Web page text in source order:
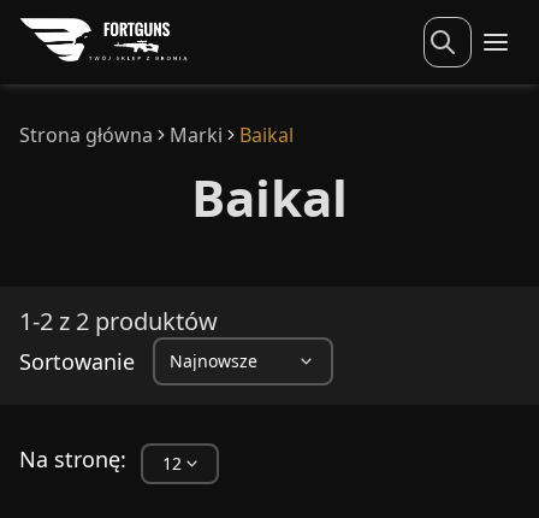
Strona główna Marki Baikal
Baikal
1-2 z 2 produktów
Sortowanie
Na stronę: